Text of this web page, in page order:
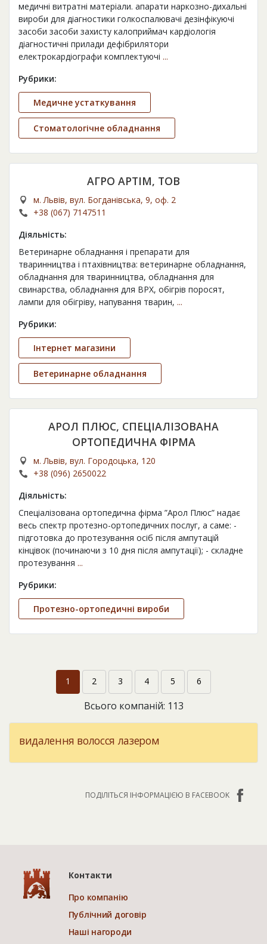
медичні витратні матеріали. апарати наркозно-дихальні
вироби для діагностики голкоспалювачі дезінфікуючі
засоби засоби захисту калоприймач кардiологiя
діагностичні прилади дефібрилятори
електрокардiографи комплектуючі ...
Рубрики:
Медичне устаткування
Стоматологічне обладнання
АГРО АРТІМ, ТОВ
м. Львів, вул. Богданівська, 9, оф. 2
+38 (067) 7147511
Діяльність:
Ветеринарне обладнання і препарати для
тваринництва і птахівництва: ветеринарне обладнання,
обладнання для тваринництва, обладнання для
свинарства, обладнання для ВРХ, обігрів поросят,
лампи для обігріву, напування тварин, ...
Рубрики:
Інтернет магазини
Ветеринарне обладнання
АРОЛ ПЛЮС, СПЕЦІАЛІЗОВАНА
ОРТОПЕДИЧНА ФІРМА
м. Львів, вул. Городоцька, 120
+38 (096) 2650022
Діяльність:
Спеціалізована ортопедична фірма ”Арол Плюс” надає
весь спектр протезно-ортопедичних послуг, а саме: -
підготовка до протезування осіб після ампутацій
кінцівок (починаючи з 10 дня після ампутації); - складне
протезування ...
Рубрики:
Протезно-ортопедичні вироби
1 2 3 4 5 6
Всього компаній: 113
видалення волосся лазером
ПОДІЛІТЬСЯ ІНФОРМАЦІЄЮ В FACEBOOK
Контакти
Про компанію
Публічний договір
Наші нагороди